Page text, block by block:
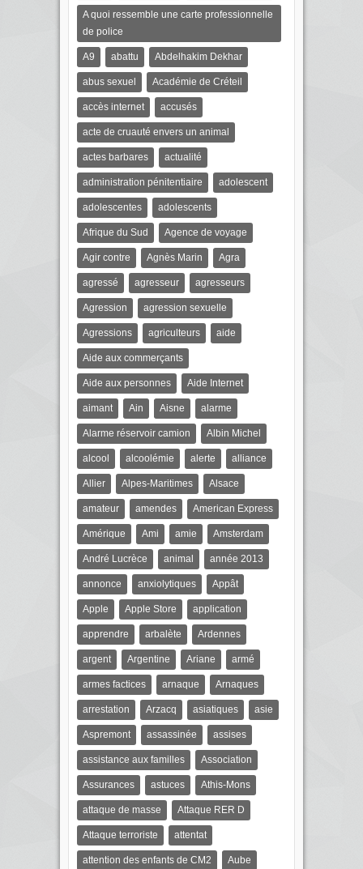
A quoi ressemble une carte professionnelle
de police
A9 abattu Abdelhakim Dekhar
abus sexuel Académie de Créteil
accès internet accusés
acte de cruauté envers un animal
actes barbares actualité
administration pénitentiaire adolescent
adolescentes adolescents
Afrique du Sud Agence de voyage
Agir contre Agnès Marin Agra
agressé agresseur agresseurs
Agression agression sexuelle
Agressions agriculteurs aide
Aide aux commerçants
Aide aux personnes Aide Internet
aimant Ain Aisne alarme
Alarme réservoir camion Albin Michel
alcool alcoolémie alerte alliance
Allier Alpes-Maritimes Alsace
amateur amendes American Express
Amérique Ami amie Amsterdam
André Lucrèce animal année 2013
annonce anxiolytiques Appât
Apple Apple Store application
apprendre arbalète Ardennes
argent Argentine Ariane armé
armes factices arnaque Arnaques
arrestation Arzacq asiatiques asie
Aspremont assassinée assises
assistance aux familles Association
Assurances astuces Athis-Mons
attaque de masse Attaque RER D
Attaque terroriste attentat
attention des enfants de CM2 Aube